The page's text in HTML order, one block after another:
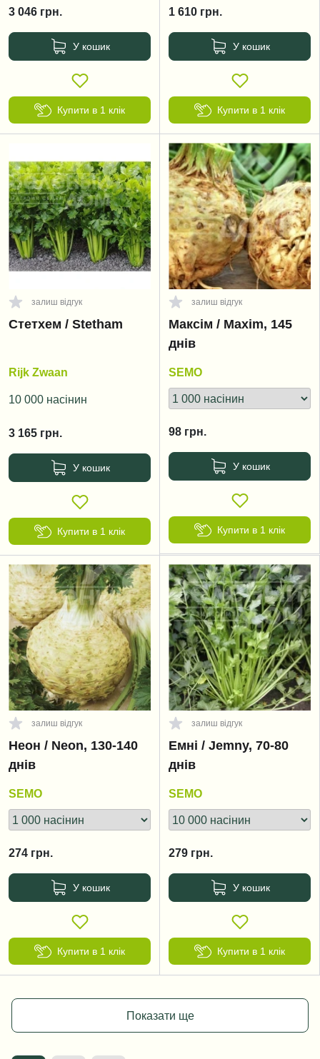
3 046 грн.
У кошик
Купити в 1 клік
1 610 грн.
У кошик
Купити в 1 клік
залиш відгук
Стетхем / Stetham
Rijk Zwaan
10 000 насінин
3 165 грн.
У кошик
Купити в 1 клік
залиш відгук
Максім / Maxim, 145
днів
SEMO
98 грн.
У кошик
Купити в 1 клік
залиш відгук
Неон / Neon, 130-140
днів
SEMO
274 грн.
У кошик
Купити в 1 клік
залиш відгук
Емні / Jemny, 70-80
днів
SEMO
279 грн.
У кошик
Купити в 1 клік
Показати ще